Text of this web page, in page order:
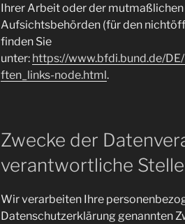
Ihrer Arbeit oder der
Aufsichtsbehörden (für den
finden Sie
unter: https://www.bfdi.bund.de/
ften_links-node.html.
Zwecke der
verantwortliche
Wir verarbeiten Ihre
Datenschutzerklärung genannten